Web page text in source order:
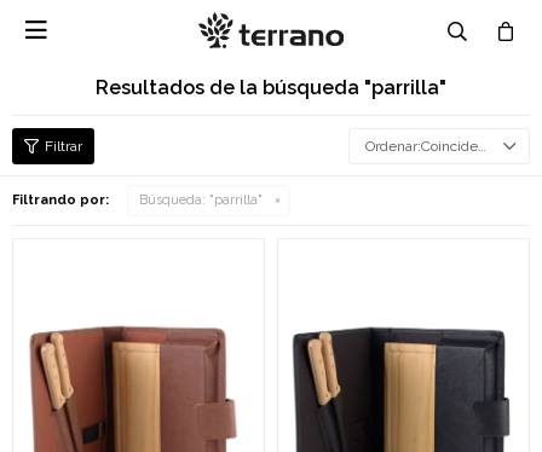

Resultados de la búsqueda "parrilla"
Coincidencia
Filtrando por: Búsqueda: "parrilla"